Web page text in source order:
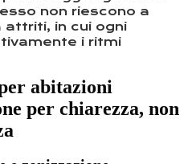
non riescono a
attriti, in cui ogni
i ritmi
abitazioni
per chiarezza, non